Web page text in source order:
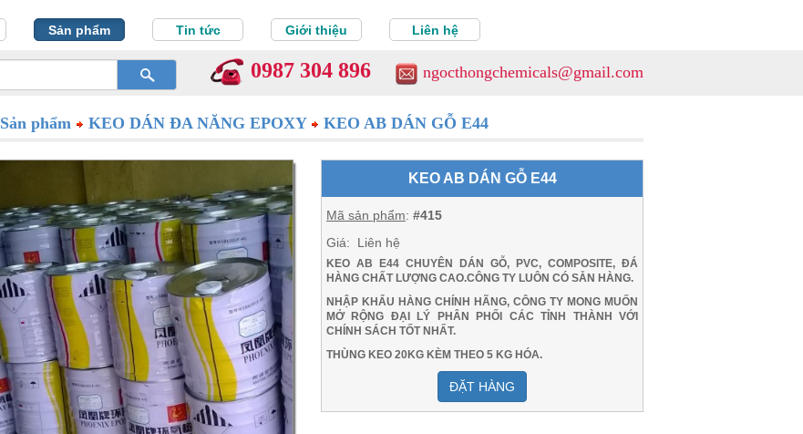
Sản phẩm Tin tức Giới thiệu Liên hệ
0987 304 896 ngocthongchemicals@gmail.com
Sản phẩm KEO DÁN ĐA NĂNG EPOXY KEO AB DÁN GỖ E44
KEO AB DÁN GỖ E44
Mã sản phẩm: #415
Giá: Liên hệ
KEO AB E44 CHUYÊN DÁN GỖ, PVC, COMPOSITE, ĐÁ
HÀNG CHẤT LƯỢNG CAO.CÔNG TY LUÔN CÓ SẴN HÀNG.
NHẬP KHẨU HÀNG CHÍNH HÃNG, CÔNG TY MONG MUỐN
MỞ RỘNG ĐẠI LÝ PHÂN PHỐI CÁC TỈNH THÀNH VỚI
CHÍNH SÁCH TỐT NHẤT.
THÙNG KEO 20KG KÈM THEO 5 KG HÓA.
ĐẶT HÀNG